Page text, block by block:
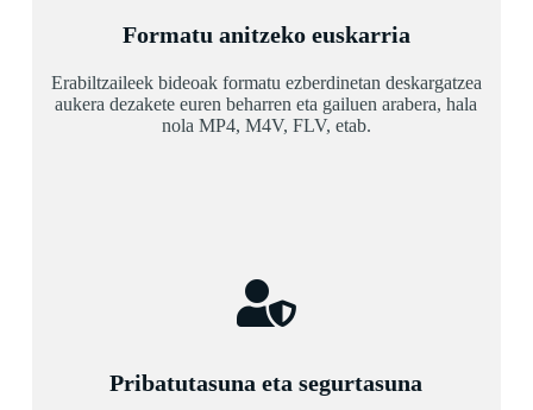
Formatu anitzeko euskarria
Erabiltzaileek bideoak formatu ezberdinetan deskargatzea
aukera dezakete euren beharren eta gailuen arabera, hala
nola MP4, M4V, FLV, etab.
Pribatutasuna eta segurtasuna